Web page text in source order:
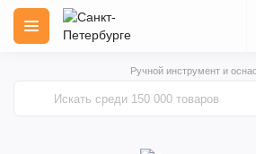
Ручной инструмент и